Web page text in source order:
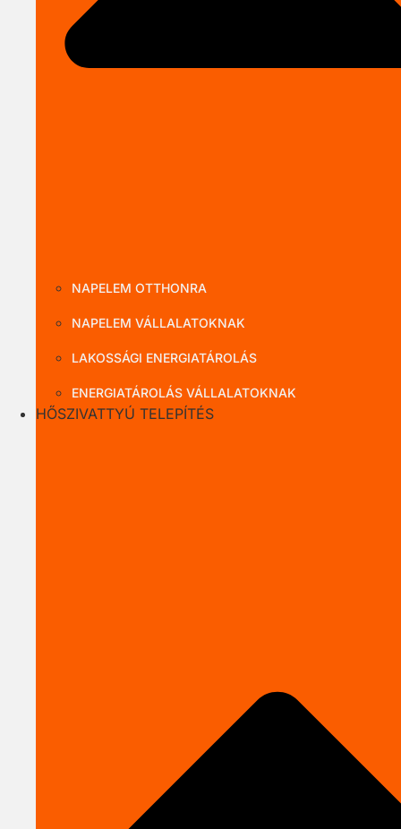
NAPELEM OTTHONRA
NAPELEM VÁLLALATOKNAK
LAKOSSÁGI ENERGIATÁROLÁS
ENERGIATÁROLÁS VÁLLALATOKNAK
HŐSZIVATTYÚ TELEPÍTÉS